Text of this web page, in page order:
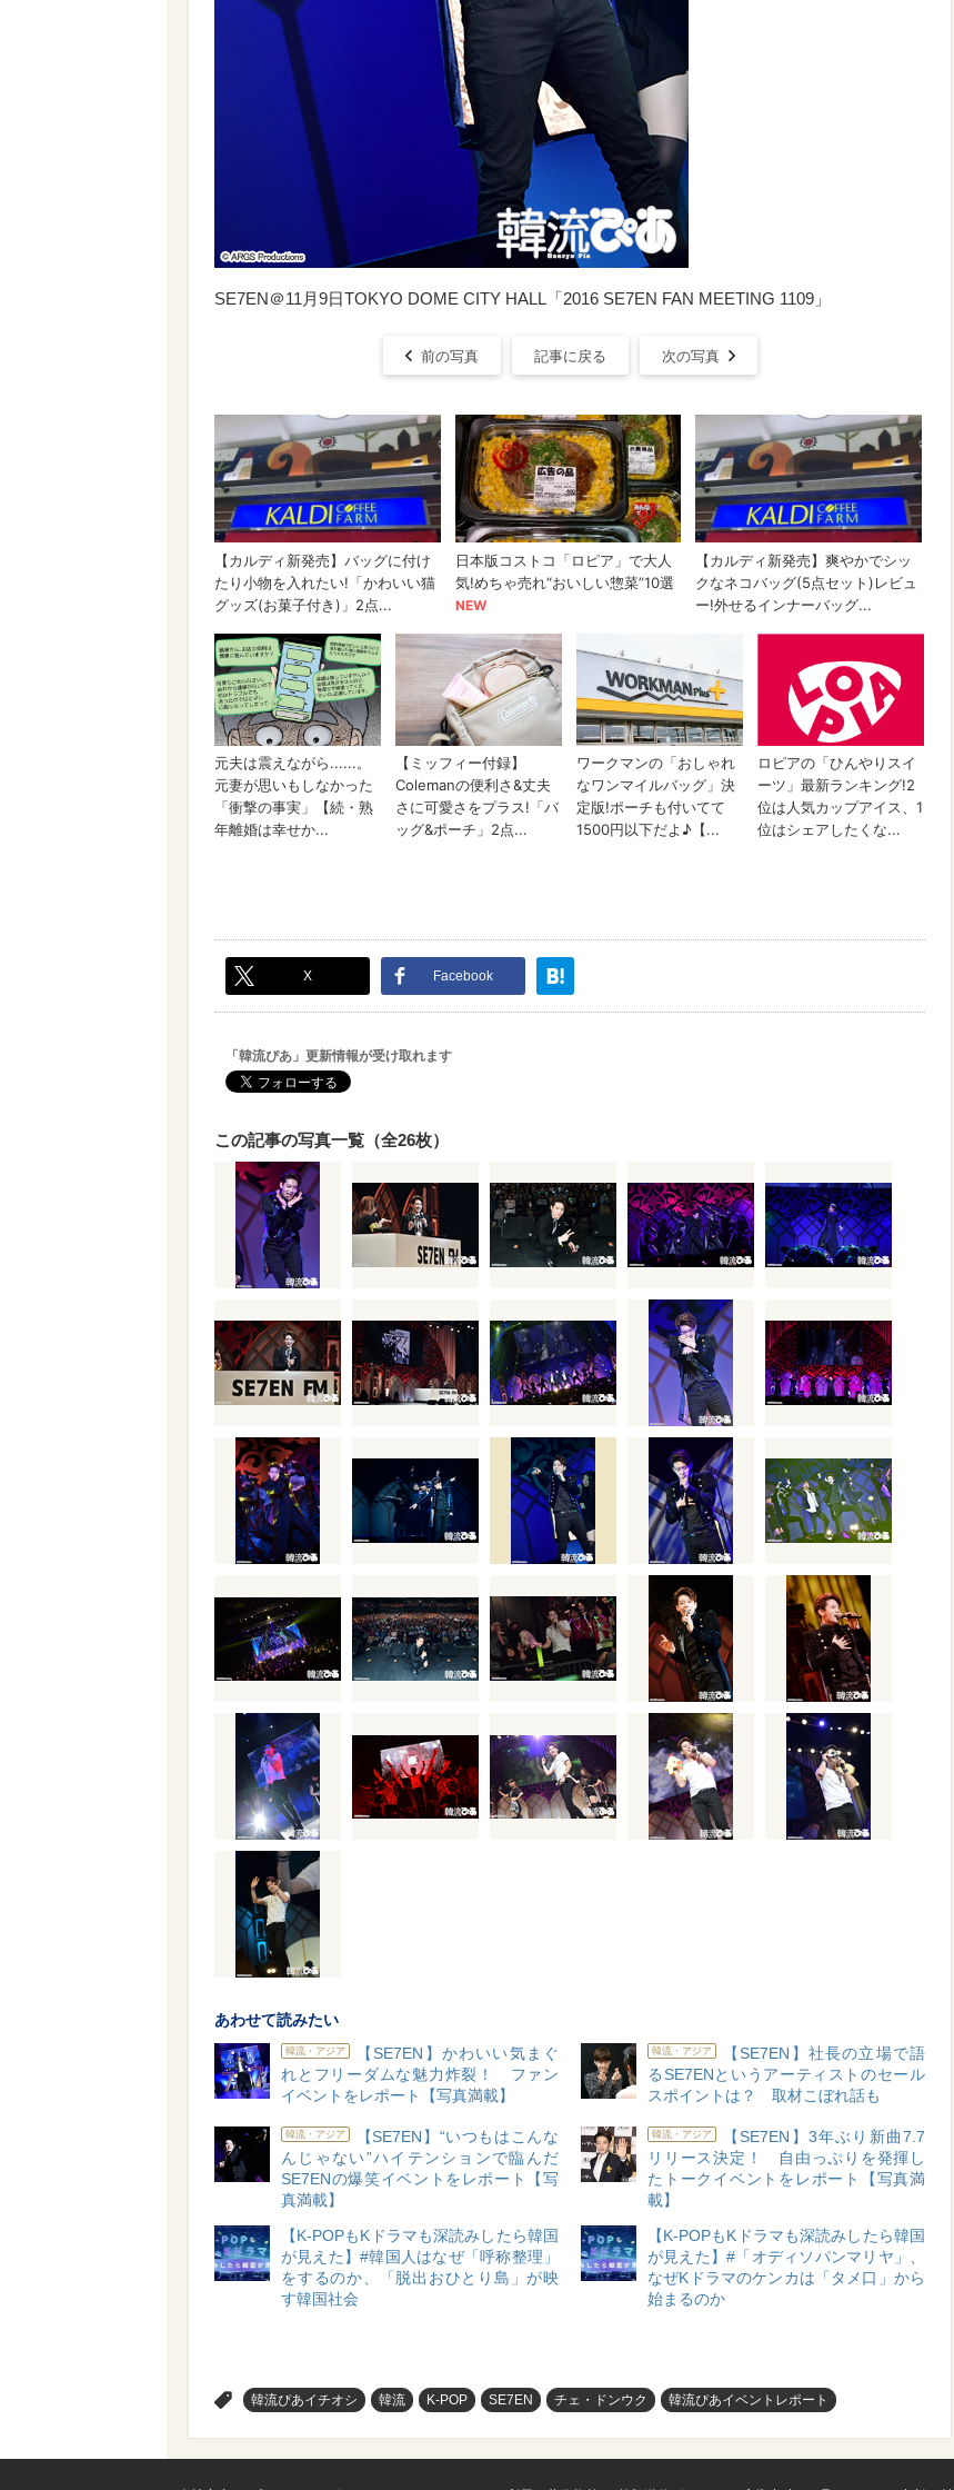
SE7EN＠11月9日TOKYO DOME CITY HALL「2016 SE7EN FAN MEETING 1109」
前の写真 記事に戻る 次の写真
X Facebook
「韓流ぴあ」更新情報が受け取れます
この記事の写真一覧（全26枚）
あわせて読みたい
韓流・アジア
【SE7EN】かわいい気まぐ
れとフリーダムな魅力炸裂！ ファン
イベントをレポート【写真満載】
韓流・アジア
【SE7EN】社長の立場で語
るSE7ENというアーティストのセール
スポイントは？ 取材こぼれ話も
韓流・アジア
【SE7EN】“いつもはこんな
んじゃない”ハイテンションで臨んだ
SE7ENの爆笑イベントをレポート【写
真満載】
韓流・アジア
【SE7EN】3年ぶり新曲7.7
リリース決定！ 自由っぷりを発揮し
たトークイベントをレポート【写真満
載】
【K-POPもKドラマも深読みしたら韓国
が見えた】#韓国人はなぜ「呼称整理」
をするのか、「脱出おひとり島」が映
す韓国社会
【K-POPもKドラマも深読みしたら韓国
が見えた】#「オディソパンマリヤ」、
なぜKドラマのケンカは「タメ口」から
始まるのか
韓流ぴあイチオシ 韓流 K-POP SE7EN チェ・ドンウク 韓流ぴあイベントレポート